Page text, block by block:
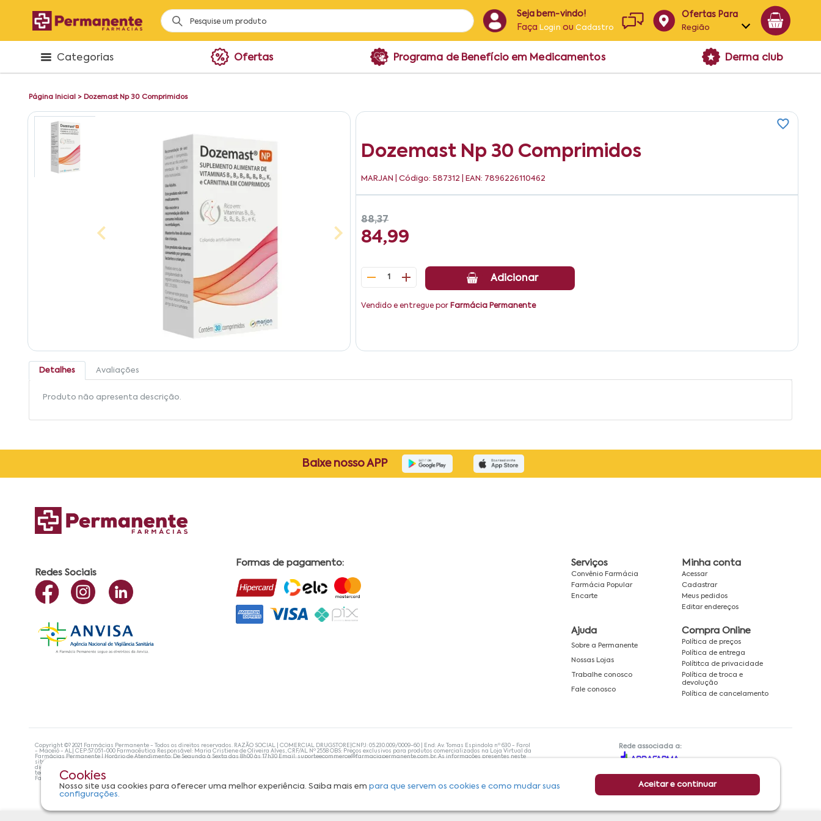
Seja bem-vindo!
Faça Login ouCadastro
Ofertas Para
Região
Alagoas
Categorias Ofertas Programa de Benefício em Medicamentos Derma club
Página Inicial > Dozemast Np 30 Comprimidos
Dozemast Np 30 Comprimidos
MARJAN | Código: 587312 | EAN: 7896226110462
88,37
84,99
1 Adicionar
Vendido e entregue por Farmácia Permanente
Detalhes Avaliações
Produto não apresenta descrição.
Cookies
Nosso site usa cookies para oferecer uma melhor experiência. Saiba mais empara que servem os cookies e como mudar suas
configurações.
Aceitar e continuar
Baixe nosso APP
Redes Sociais
Formas de pagamento: Serviços
Convênio Farmácia
Farmácia Popular
Encarte
Minha conta
Acessar
Cadastrar
Meus pedidos
Editar endereços
Ajuda
Sobre a Permanente
Nossas Lojas
Trabalhe conosco
Fale conosco
Compra Online
Política de preços
Política de entrega
Polítitca de privacidade
Política de troca e
devolução
Política de cancelamento
Copyright ©? 2021 Farmácias Permanente - Todos os direitos reservados. RAZÃO SOCIAL | COMERCIAL DRUGSTORE|CNPJ: 05.230.009/0009-60 | End: Av. Tomas Espindola nº 630 - Farol
- Maceió - AL| CEP:57.051-000 Farmacêutica Responsável: Maria Cristiene de Oliveira Alves, CRF/AL Nº 2558 OBS: Preços exclusivos para produtos comercializados na Loja Virtual da
Farmácias Permanente | Horário de Atendimento: De Segunda à Sexta das 8h00 às 17h30 Email: suporteecommerce@farmaciapermanente.com.br. As informações presentes neste
site não devem ser utilizadas para automedicação e, de forma alguma, substituem as orientações de um profissional da área médica. Apenas o médico está capacitado para
diagnosticar problemas de saúde e prescrever o tratamento adequado. Se os sintomas persistirem, um médico deve ser consultado. A Farmácia Permanente trabalha com as
tecnologias mais avançadas de proteção de dados, para que você possa realizar suas compras com tranquilidade. A privacidade e a segurança dos clientes são compromissos da
Farmácias Permanente. Todos os pedidos efetuados estão sujeitos à confirmação da disponibilidade de produto em nosso estoque.
Rede associada a: